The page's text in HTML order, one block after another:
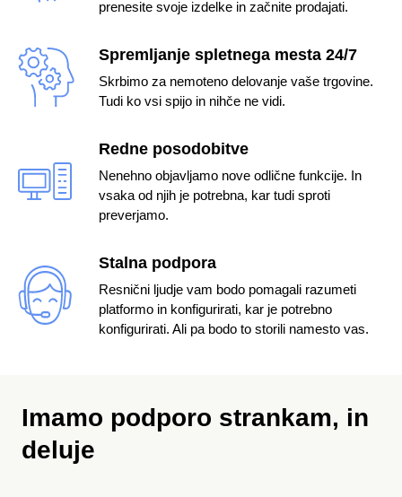
prenesite svoje izdelke in začnite prodajati.
Spremljanje spletnega mesta 24/7
Skrbimo za nemoteno delovanje vaše trgovine.
Tudi ko vsi spijo in nihče ne vidi.
Redne posodobitve
Nenehno objavljamo nove odlične funkcije. In
vsaka od njih je potrebna, kar tudi sproti
preverjamo.
Stalna podpora
Resnični ljudje vam bodo pomagali razumeti
platformo in konfigurirati, kar je potrebno
konfigurirati. Ali pa bodo to storili namesto vas.
Imamo podporo strankam, in
deluje